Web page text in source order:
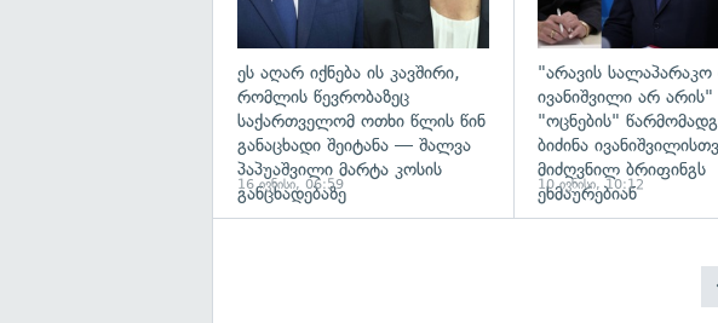
ეს აღარ იქნება ის კავშირი,
რომლის წევრობაზეც
საქართველომ ოთხი წლის წინ
განაცხადი შეიტანა — შალვა
პაპუაშვილი მარტა კოსის
განცხადებაზე
16 ივნისი, 06:59
"არავის სალაპარაკო
ივანიშვილი არ
"ოცნების"
ბიძინა
მიძღვნილ ბრიფინგს
ეხმაურებიან
10 ივნისი, 10:12